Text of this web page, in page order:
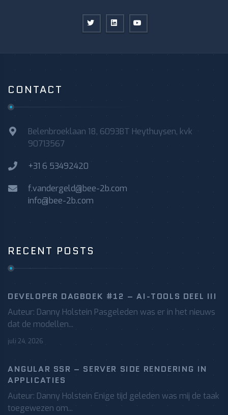
CONTACT
Belenbroeklaan 18, 6093BT Heythuysen, kvk
90713567
+31 6 53492420
f.vandergeld@bee-2b.com
info@bee-2b.com
RECENT POSTS
DEVELOPER DAGBOEK #12 – AI-TOOLS DEEL III
Auteur: Danny Holstein Pasgeleden was er in het nieuws
dat de modellen...
juli 24, 2026
ANGULAR SSR – SERVER SIDE RENDERING IN
APPLICATIES
Auteur: Danny Holstein Enige tijd geleden was mij de taak
toegewezen om...